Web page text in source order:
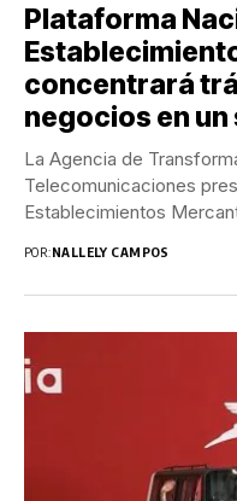
Plataforma
concentrará
negocios en
La Agencia de
Telecomunicaciones
Establecimientos
POR:NALLELY CAMPOS